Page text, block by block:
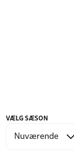
VÆLG SÆSON